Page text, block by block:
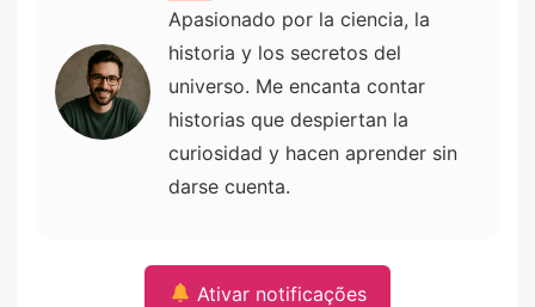
Apasionado por la ciencia, la
historia y los secretos del
universo. Me encanta contar
historias que despiertan la
curiosidad y hacen aprender sin
darse cuenta.
Ativar notificações